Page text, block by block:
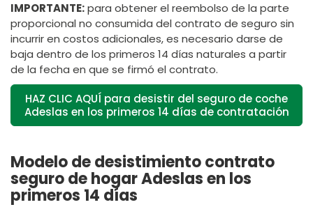
IMPORTANTE:para obtener el reembolso de la parte
proporcional no consumida del contrato de seguro sin
incurrir en costos adicionales, es necesario darse de
baja dentro de los primeros 14 días naturales a partir
de la fecha en que se firmó el contrato.
HAZ CLIC AQUÍ para desistir del seguro de coche
Adeslas en los primeros 14 días de contratación
Modelo de desistimiento contrato
seguro de hogar Adeslas en los
primeros 14 días